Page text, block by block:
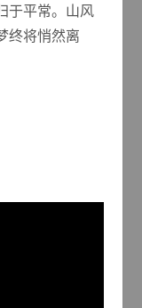
于平常。山风
终将悄然离